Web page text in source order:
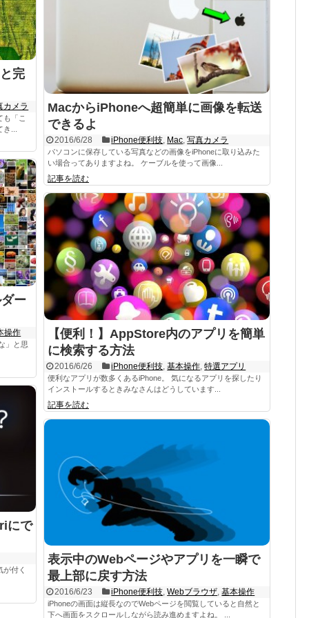
完
カメラ
も「こ
...
MacからiPhoneへ超簡単に画像を転送
できるよ
2016/6/28 iPhone便利技 Mac ,写真カメラ
パソコンに保存している写真などの画像をiPhoneに取り込みた
い場合ってありますよね。 ケーブルを使って画像...
記事を読む
ー
操作
」と思
【便利！】AppStore内のアプリを簡単
に検索する方法
2016/6/26 iPhone便利技 ,基本操作 ,特選アプリ
便利なアプリが数多くあるiPhone。 気になるアプリを探したり
インストールするときみなさんはどうしています...
記事を読む
にで
付く
表示中のWebページやアプリを一瞬で
最上部に戻す方法
2016/6/23 iPhone便利技,Webブラウザ,基本操作
iPhoneの画面は縦長なのでWebページを閲覧していると自然と
下へ画面をスクロールしながら読み進めますよね。 ...